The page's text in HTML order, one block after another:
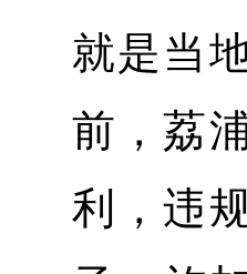
就是当
前，荔
利，违